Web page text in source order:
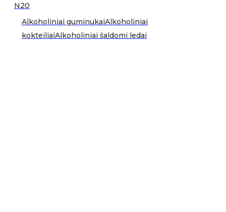
N20
Alkoholiniai guminukaiAlkoholiniai
kokteiliaiAlkoholiniai šaldomi ledai